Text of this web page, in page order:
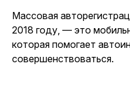
Массовая
2018 году, — это
которая помогает
совершенствоваться.